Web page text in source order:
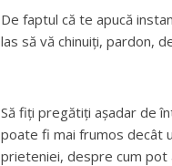
De faptul că te apucă
las să vă chinuiți, pardon,
Să fiți pregătiți așadar de
poate fi mai frumos decât
prieteniei, despre cum pot